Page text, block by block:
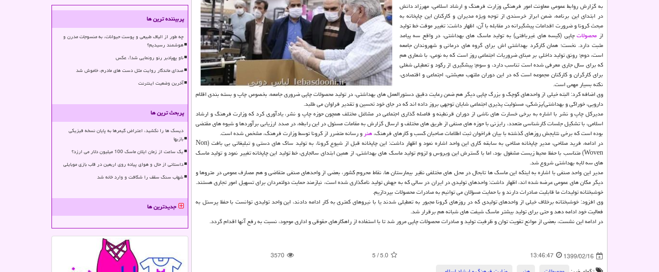
به گزارش روابط عمومی معاونت امور فرهنگی وزارت فرهنگ و ارشاد اسلامی، مهرزاد دانش
در ابتدای این برنامه، ضمن ابراز خرسندی از توجه ویژه مدیران و کارکنان این چاپخانه به
مبحث کرونا و ضرورت اقدامات پیشگیرانه در مقابله با آن، اظهار داشت: تغییر موقت خط تولید
از محصولاتچاپی (کیسه های غیربافتی) به تولید ماسک های بهداشتی، در واقع سه پیامد
مثبت دارد. نخست؛ همان کارکرد بهداشتی اش برای گروه های درمانی و شهروندان جامعه
است، دوم؛ رونق تولید داخلی بر مبنای ضروریات اجتماعی روز است که به نوعی، با شعاری هم
که برای سال جاری معرفی شده است تناسب دارد، و سوم؛ پیشگیری از رکود و تعطیلی شغلی
برای کارگران و کارکنان مجموعه است که در این دوران ملتهب معیشتی، اجتماعی و اقتصادی،
نکته بسیار مهمی است.
وی اضافه کرد: البته خیلی از واحدهای کوچک و بزرگ چاپی دیگر هم ضمن رعایت دقیق دستورالعمل های بهداشتی، در تولید محصولات چاپی ضروری جامعه، بخصوص چاپ و بسته بندی اقلام
دارویی، خوراکی و بهداشتی/پزشکی، مسئولیت پذیری اجتماعی شایان توجهی بروز داده اند که در جای خود تحسین و تقدیر فراوان می طلبد.
مدیرکل چاپ و نشر با اشاره به برخی خسارت های ناشی از دوران قرنطینه و فاصله گذاری اجتماعی در مشاغل مختلف همچون حوزه چاپ و نشر، یادآوری کرد که وزارت فرهنگ و ارشاد
اسلامی، با تشکیل جلسات کارشناسی متعدد، رایزنی با حوزه های صنفی از طریق های مختلف و ارسال گزارش به مقامات مسئول در این رابطه، در صدد ارزیابی برآوردها و شیوه های مقتضی
بوده است که برخی نتایجش روزهای گذشته با بیان فراخوان ثبت اطلاعات صاحبان کسب و کارهای فرهنگ،هنرو رسانه متضرر از کرونا توسط وزارت فرهنگ، مشخص شده است.
در ادامه، فرید صلاحی، مدیر چاپخانه صلاحی به سابقه کاری این واحد اشاره نمود و اظهار داشت: این چاپخانه قبل از شیوع کرونا، به تولید ساک های دستی و تبلیغاتی بی بافت (Non
Woven) متناسب با حفظ محیط زیست مشغول بود، اما با گسترش این ویروس و لزوم تولید ماسک های بهداشتی، از همین ابتدای سالجاری، خط تولید این چاپخانه تغییر نمود و تولید ماسک
های سه لایه بهداشتی شروع شد.
مدیر این واحد صنفی با اشاره به اینکه این ماسک ها تابحال در محل های مختلفی نظیر بیمارستان ها، نقاط محروم کشور، بعضی از واحدهای صنفی متقاضی و هم مصارف عمومی در متروها و
دیگر مکان های عمومی عرضه شده اند، اظهار داشت: واحدهای تولیدی در ایران در سالی که به جهش تولید نامگذاری شده است، نیازمند حمایت دولتمردان برای تسهیل امور تجاری هستند.
خوشبختانه تولیدات ما قابلیت صادرات دارند و با حمایت مسؤلان می توانیم به صادرات محصولات بپردازیم.
وی افزود: خوشبختانه برخلاف خیلی از واحدهای تولیدی که در روزهای کرونا مجبور به تعطیلی شدند یا با نیروهای کمتری به کار ادامه دادند، این واحد تولیدی توانست با حفظ پرسنل به
فعالیت خود ادامه دهد و حتی برای تولید بیشتر ماسک شیفت های شبانه هم برقرار شد.
در ادامه این نشست، بعضی از موانع تقویت توان و ظرفیت تولید و صادرات محصولات چاپی مرور شد تا با استفاده از راهکارهای حقوقی و اداری موجود، نسبت به رفع آنها اقدام گردد.
1399/02/16
13:46:47
5.0
/
5
3570
پربیننده ترین ها
چه طور از الیاف طبیعی و پوست حیوانات، به منسوجات مدرن و
هوشمند رسیدیم؟
ناو پهپادبر رنو رونمایی شد!، عکس
صدای ماندگار روایت مثل دست های مادرم، خاموش شد
آخرین وضعیت اینترنت
پربحث ترین ها
دیسک ها را نکشید، اعتراض گیمرها به پایان نسخه فیزیکی
بازیها
یک ساعت از زمان ایلان ماسک 100 میلیون دلار می ارزد؟
داستانی از حال و هوای پیاده روی اربعین در قاب بازی موبایلی
شهاب سنگ سقف را شکافت و وارد خانه شد
جدیدترین ها